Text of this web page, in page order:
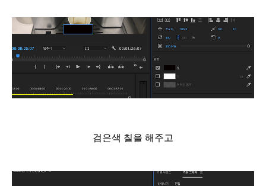
검은색 칠을 해주고